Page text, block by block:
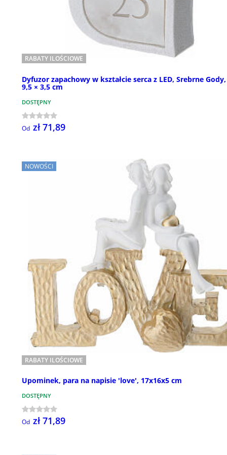
RABATY ILOŚCIOWE
Dyfuzor zapachowy w kształcie serca z LED, Srebrne
9,5 × 3,5 cm
DOSTĘPNY
Od zł 71,89
NOWOŚCI
RABATY ILOŚCIOWE
Upominek, para na napisie 'love', 17x16x5 cm
DOSTĘPNY
Od zł 71,89